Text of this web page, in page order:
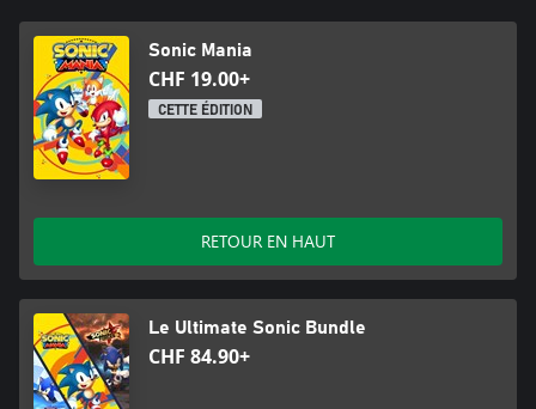
Sonic Mania
CHF 19.00+
CETTE ÉDITION
RETOUR EN HAUT
Le Ultimate Sonic Bundle
CHF 84.90+